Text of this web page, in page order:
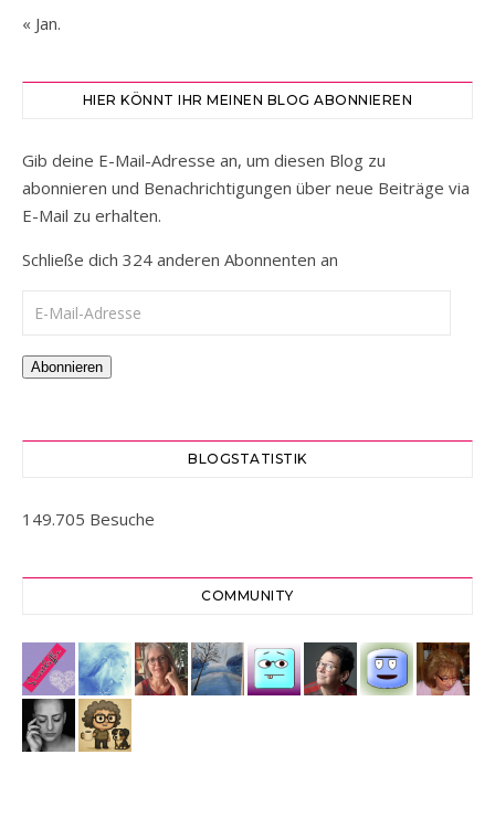
« Jan.
HIER KÖNNT IHR MEINEN BLOG ABONNIEREN
Gib deine E-Mail-Adresse an, um diesen Blog zu
abonnieren und Benachrichtigungen über neue Beiträge via
E-Mail zu erhalten.
Schließe dich 324 anderen Abonnenten an
E-Mail-Adresse
Abonnieren
BLOGSTATISTIK
149.705 Besuche
COMMUNITY